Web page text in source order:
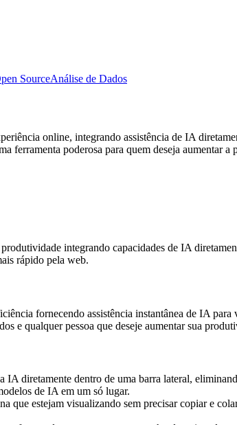
SourceAnálise de Dados
online, integrando assistência de IA
ferramenta poderosa para quem deseja aumentar
integrando capacidades de IA
rápido pela web.
fornecendo assistência instantânea de IA
e qualquer pessoa que deseje aumentar sua
diretamente dentro de uma barra lateral,
de IA em um só lugar.
que estejam visualizando sem precisar copiar e